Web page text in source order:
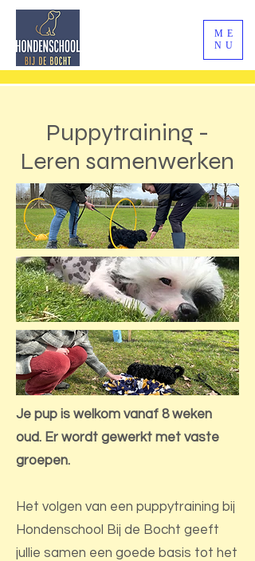
ME
NU
Puppytraining -
Leren samenwerken
Je pup is welkom vanaf 8 weken
oud. Er wordt gewerkt met vaste
groepen.
Het volgen van een puppytraining bij
Hondenschool Bij de Bocht geeft
jullie samen een goede basis tot het